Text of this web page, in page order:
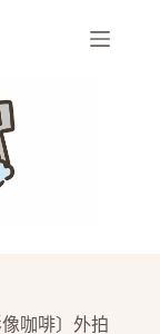
咖啡〕外拍